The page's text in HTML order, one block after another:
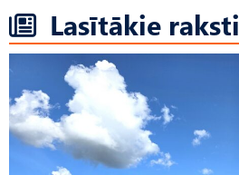
Lasītākie raksti